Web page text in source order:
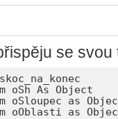
se
oSh As Object
oSloupec as
oOblasti as